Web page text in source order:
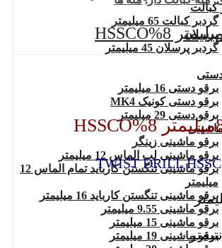
کبالت
گردبر کبالت 65 میلیمتر
پرسلان
گردبر پرسلان 45 میلیمتر
برقو دستی 16 میلیمتر
برقو دستی کونیک MK4
برقو دستی 29 میلیمتر
برقو ماشینی زینگر
برقو ماشینی لب الماس 12 میلیمتر
برقو ماشینی تنگستن کارباید تمام الماس 12
میلیمتر
برقو ماشینی تنگستن کارباید 16 میلیمتر
برقو ماشینی 9.55 میلیمتر
برقو ماشینی 15 میلیمتر
برقو ماشینی 19 میلیمتر
TWIST DRILL